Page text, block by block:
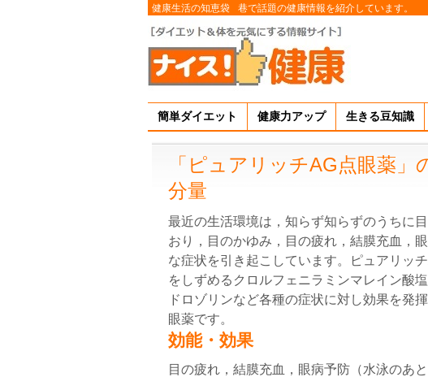
健康生活の知恵袋 巷で話題の健康情報を紹介しています。
簡単ダイエット 健康力アップ 生きる豆知識
「ピュアリッチAG点眼薬」
分量
最近の生活環境は，知らず知らずのうちに
おり，目のかゆみ，目の疲れ，結膜充血，
な症状を引き起こしています。ピュアリッ
をしずめるクロルフェニラミンマレイン酸
ドロゾリンなど各種の症状に対し効果を発
眼薬です。
効能・効果
目の疲れ，結膜充血，眼病予防（水泳のあ